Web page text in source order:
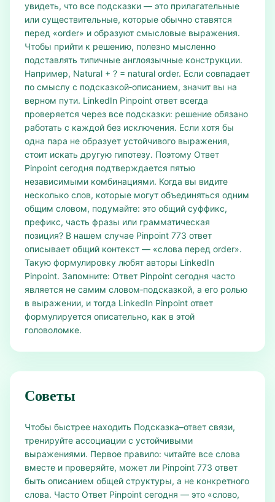
увидеть, что все подсказки — это прилагательные
или существительные, которые обычно ставятся
перед «order» и образуют смысловые выражения.
Чтобы прийти к решению, полезно мысленно
подставлять типичные англоязычные конструкции.
Например, Natural + ? = natural order. Если совпадает
по смыслу с подсказкой‑описанием, значит вы на
верном пути. LinkedIn Pinpoint ответ всегда
проверяется через все подсказки: решение обязано
работать с каждой без исключения. Если хотя бы
одна пара не образует устойчивого выражения,
стоит искать другую гипотезу. Поэтому Ответ
Pinpoint сегодня подтверждается пятью
независимыми комбинациями. Когда вы видите
несколько слов, которые могут объединяться одним
общим словом, подумайте: это общий суффикс,
префикс, часть фразы или грамматическая
позиция? В нашем случае Pinpoint 773 ответ
описывает общий контекст — «слова перед order».
Такую формулировку любят авторы LinkedIn
Pinpoint. Запомните: Ответ Pinpoint сегодня часто
является не самим словом‑подсказкой, а его ролью
в выражении, и тогда LinkedIn Pinpoint ответ
формулируется описательно, как в этой
головоломке.
Советы
Чтобы быстрее находить Подсказка–ответ связи,
тренируйте ассоциации с устойчивыми
выражениями. Первое правило: читайте все слова
вместе и проверяйте, может ли Pinpoint 773 ответ
быть описанием общей структуры, а не конкретного
слова. Часто Ответ Pinpoint сегодня — это «слово,